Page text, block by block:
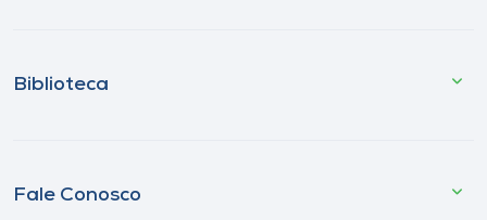
Biblioteca
Fale Conosco